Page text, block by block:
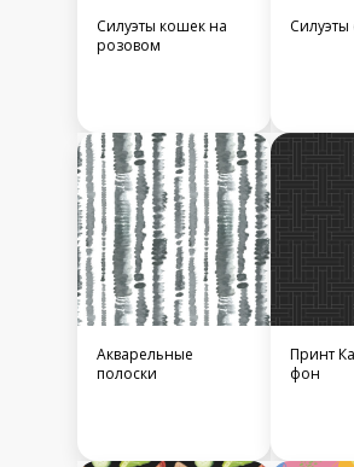
Силуэты кошек на
розовом
Силуэты
Акварельные
полоски
Принт
фон